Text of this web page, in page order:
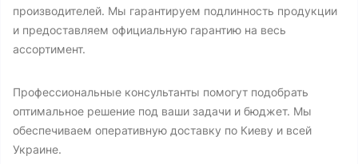
производителей. Мы гарантируем подлинность продукции
и предоставляем официальную гарантию на весь
ассортимент.
Профессиональные консультанты помогут подобрать
оптимальное решение под ваши задачи и бюджет. Мы
обеспечиваем оперативную доставку по Киеву и всей
Украине.